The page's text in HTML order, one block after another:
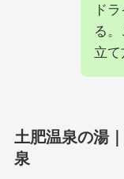
ド
る
立て
土肥温泉の湯
泉